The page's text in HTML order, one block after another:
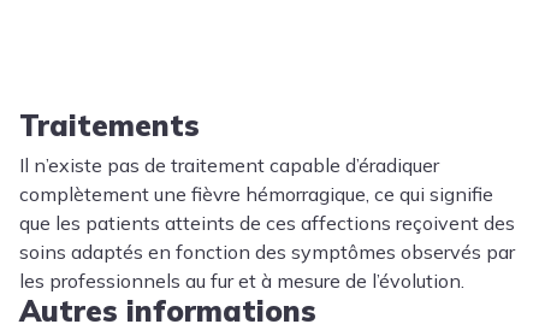
Traitements
Il n’existe pas de traitement capable d’éradiquer
complètement une fièvre hémorragique, ce qui signifie
que les patients atteints de ces affections reçoivent des
soins adaptés en fonction des symptômes observés par
les professionnels au fur et à mesure de l’évolution.
Autres informations